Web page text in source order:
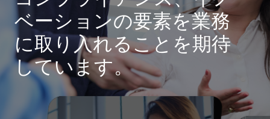
ベーションの要素を業務
に取り入れることを期待
しています。